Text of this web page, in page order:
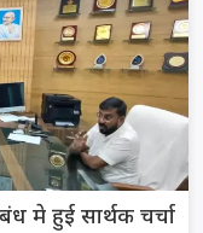
मे हुई सार्थक चर्चा